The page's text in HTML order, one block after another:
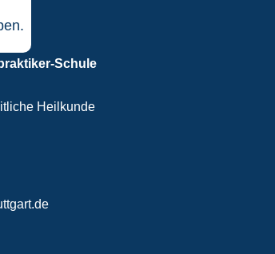
Schule
Heilkunde